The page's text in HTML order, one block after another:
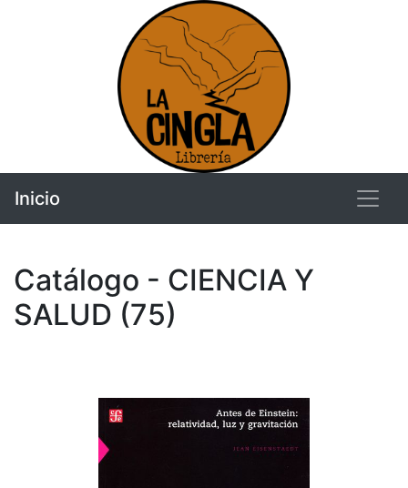
Inicio
Catálogo - CIENCIA Y
SALUD (75)